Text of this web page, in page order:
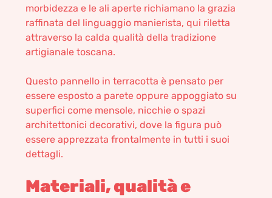
morbidezza e le ali aperte richiamano la grazia
raffinata del linguaggio manierista, qui riletta
attraverso la calda qualità della tradizione
artigianale toscana.
Questo pannello in terracotta è pensato per
essere esposto a parete oppure appoggiato su
superfici come mensole, nicchie o spazi
architettonici decorativi, dove la figura può
essere apprezzata frontalmente in tutti i suoi
dettagli.
Materiali, qualità e